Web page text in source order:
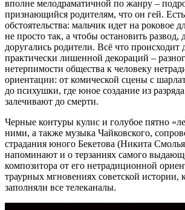
вполне мелодраматичной по жанру –
признающийся родителям, что он гей.
обстоятельства: мальчик идет на роковое
не просто так, а чтобы остановить развод,
доругались родители. Всё что происходит
практически лишенной декораций –
нетерпимости общества к человеку
ориентации: от комической сцены с
до психушки, где юное создание из
залечивают до смерти.
Черные контуры кулис и голубое пятно
ними, а также музыка Чайковского,
страдания юного Бекетова (Никита
напоминают и о терзаниях самого
композитора от его нетрадиционной
траурных мгновениях советской истории,
заполняли все телеканалы.